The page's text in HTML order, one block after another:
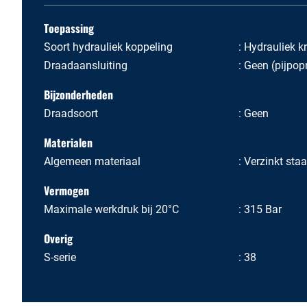
Toepassing
Soort hydrauliek koppeling
Hydrauliek
Draadaansluiting
Geen
Bijzonderheden
Draadsoort Geen
Materialen
Algemeen materiaal Verzinkt
Vermogen
Maximale werkdruk bij 20°C 315 Bar
Overig
S-serie 38